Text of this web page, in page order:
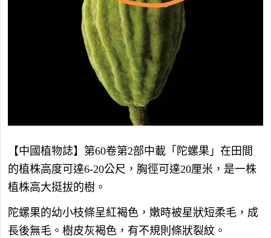
【中國植物誌】第60卷第2部中載「陀螺果」在田間
的植株高度可達6-20公尺，胸徑可達20厘米，是一株
植株高大挺拔的樹。
陀螺果的幼小枝條呈紅褐色，嫩時被星狀短柔毛，成
長後無毛。樹皮灰褐色，有不規則條狀裂紋。